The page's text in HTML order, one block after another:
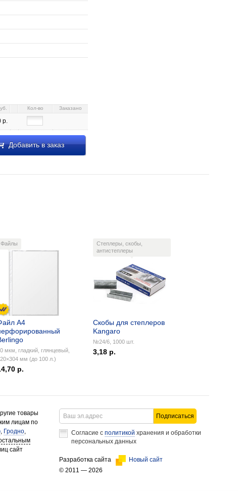
Кол-во Заказано
р.
Добавить в заказ
Файлы
А4
мкм, гладкий, глянцевый,
мм (до 100 л.)
р.
Степлеры, скобы,
антистеплеры
Скобы для степлеров
Kangaro
№24/6, 1000 шт.
3,18 р.
Подписаться
Согласие с политикой хранения и обработки
персональных данных
Разработка сайта
Новый сайт
© 2011 — 2026
товары
лицам по
, Гродно,
сайт